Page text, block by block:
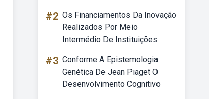
#2 Os Financiamentos Da Inovação
Realizados Por Meio
Intermédio De Instituições
#3 Conforme A Epistemologia
Genética De Jean Piaget O
Desenvolvimento Cognitivo